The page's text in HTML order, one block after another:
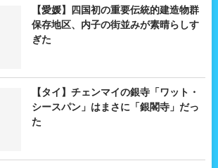
【愛媛】四国初の重要伝統的建造物群
保存地区、内子の街並みが素晴らしす
ぎた
【タイ】チェンマイの銀寺「ワット・
シースパン」はまさに「銀閣寺」だっ
た